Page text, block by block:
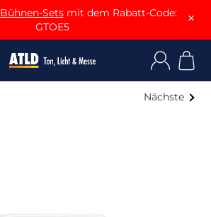
Bühnen-Setsmit dem Rabatt-Code:
GTOE5
×
Nächste